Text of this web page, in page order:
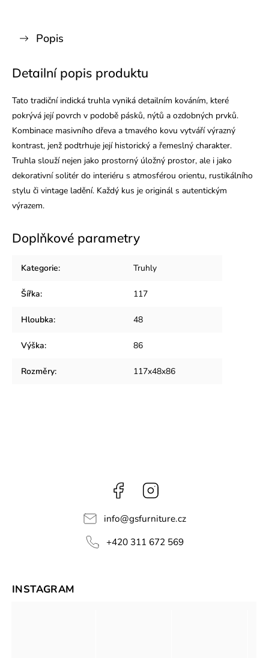
Popis
Detailní popis produktu
Tato tradiční indická truhla vyniká detailním kováním, které
pokrývá její povrch v podobě pásků, nýtů a ozdobných prvků.
Kombinace masivního dřeva a tmavého kovu vytváří výrazný
kontrast, jenž podtrhuje její historický a řemeslný charakter.
Truhla slouží nejen jako prostorný úložný prostor, ale i jako
dekorativní solitér do interiéru s atmosférou orientu, rustikálního
stylu či vintage ladění. Každý kus je originál s autentickým
výrazem.
Doplňkové parametry
Kategorie: Truhly
Šířka: 117
Hloubka: 48
Výška: 86
Rozměry: 117x48x86
Facebook
info@gsfurniture.cz
+420 311 672 569
INSTAGRAM